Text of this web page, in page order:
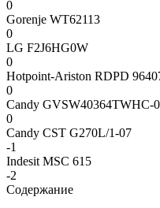
0
Gorenje WT62113
0
LG F2J6HG0W
0
Hotpoint-Ariston RDPD
0
Candy GVSW40364TWHC-
0
Candy CST G270L/1-07
-1
Indesit MSC 615
-2
Содержание